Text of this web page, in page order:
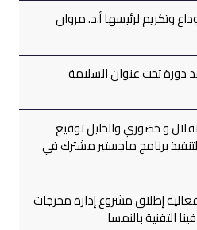
وتكريم لرئيسها أ.د. مروان
تحت عنوان السلامة
و خضوري والخليل توقيع
برنامج ماجستير مشترك في
إطلاق مشروع إدارة مخرجات
التقنية بالنمسا